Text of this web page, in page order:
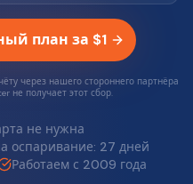
план за $1
через нашего стороннего партнёра
не получает этот сбор.
не нужна
оспаривание: 27 дней
Работаем с 2009 года